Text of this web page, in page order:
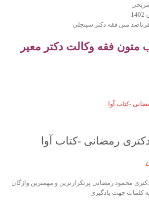
متن فقه دکتر سینجلی
متون فقه وکالت دکتر معیر
واژه تافل دکتری محمود رمضانی پرتکرارترین و مهمترین واژگان
کلمات جهت یادگیری